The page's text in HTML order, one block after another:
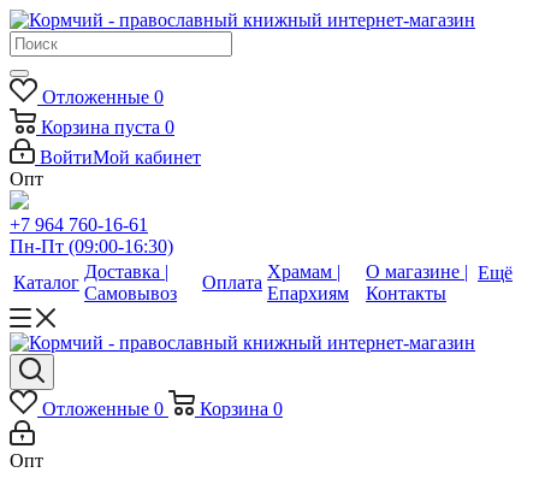
Отложенные 0
Корзина пуста 0
ВойтиМой кабинет
Опт
+7 964 760-16-61
Пн-Пт (09:00-16:30)
Каталог
Доставка |
Самовывоз
Оплата
Храмам |
Епархиям
О магазине |
Контакты
Ещё
Отложенные 0 Корзина 0
Опт